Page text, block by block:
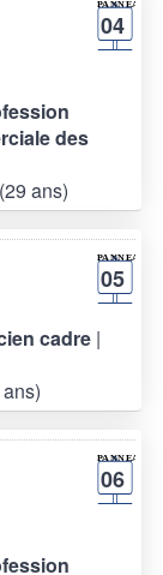
04
des
ans)
05
cadre |
06